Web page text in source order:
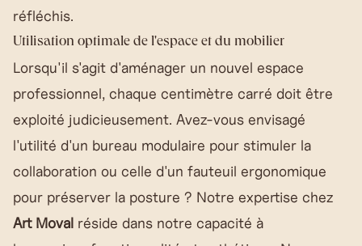
réfléchis.
Utilisation optimale de l'espace et du mobilier
Lorsqu'il s'agit d'aménager un nouvel espace
professionnel, chaque centimètre carré doit être
exploité judicieusement. Avez-vous envisagé
l'utilité d'un bureau modulaire pour stimuler la
collaboration ou celle d'un fauteuil ergonomique
pour préserver la posture ? Notre expertise chez
Art Moval réside dans notre capacité à